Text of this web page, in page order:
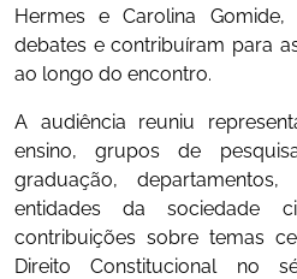
Hermes e Carolina
debates e contribuíram para
ao longo do encontro.
A audiência reuniu
ensino, grupos de
graduação,
entidades da sociedade
contribuições sobre temas
Direito Constitucional no